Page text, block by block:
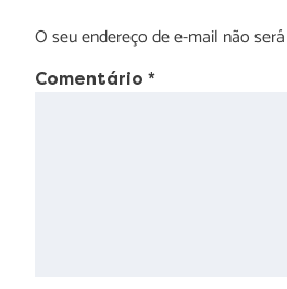
O seu endereço de e-mail não
Comentário *